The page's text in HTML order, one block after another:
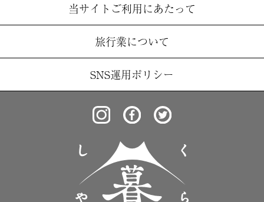
当サイトご利用にあたって
旅行業について
SNS運用ポリシー